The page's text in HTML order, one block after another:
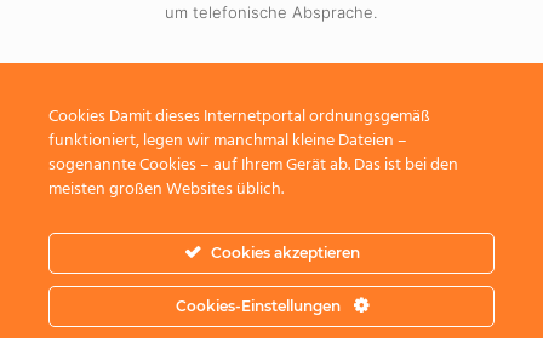
um telefonische Absprache.
© 2020 reisemobile-franz.
DATENSCHUTZ
IMPRESSUM
Cookies Damit dieses Internetportal ordnungsgemäß
funktioniert, legen wir manchmal kleine Dateien –
sogenannte Cookies – auf Ihrem Gerät ab. Das ist bei den
meisten großen Websites üblich.
Cookies akzeptieren
Cookies-Einstellungen